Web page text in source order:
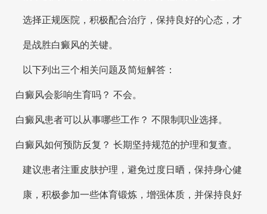
选择正规医院，积极配合治疗，保持良好的心态，才
是战胜白癜风的关键。
以下列出三个相关问题及简短解答：
白癜风会影响生育吗？ 不会。
白癜风患者可以从事哪些工作？ 不限制职业选择。
白癜风如何预防反复？ 长期坚持规范的护理和复查。
建议患者注重皮肤护理，避免过度日晒，保持身心健
康，积极参加一些体育锻炼，增强体质，并保持良好